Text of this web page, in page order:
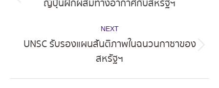
Previous
ญี่ปุ่นฝึกผสมทางอากาศกับสหรัฐฯ
NEXT
post:
UNSC รับรองแผนสันติภาพในฉนวนกาซาของ
สหรัฐฯ